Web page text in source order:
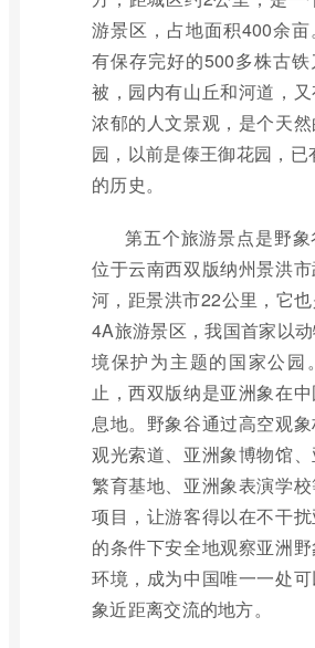
游景区，占地面积400余
有保存完好的500多株古
被，园内有山丘和河道，
浓郁的人文景观，是个天
园，以前是傣王御花园，
的历史。
第五个旅游景点是野
位于云南西双版纳州景洪
河，距景洪市22公里，它
4A旅游景区，我国首家以
境保护为主题的国家公园
止，西双版纳是亚洲象在
息地。野象谷通过高空观
观光索道、亚洲象博物馆
繁育基地、亚洲象表演学
项目，让游客得以在不干
的条件下安全地观察亚洲
环境，成为中国唯一一处
象近距离交流的地方。